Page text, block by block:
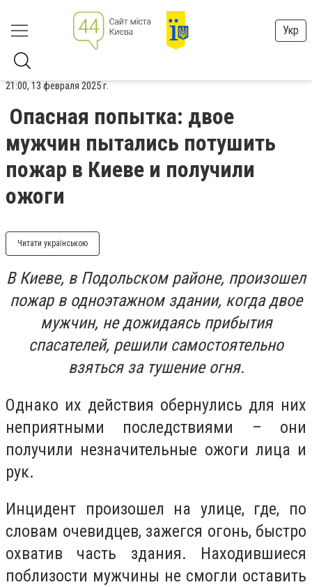
Укр
21:00, 13 февраля 2025 г.
Опасная попытка: двое
мужчин пытались потушить
пожар в Киеве и получили
ожоги
Читати українською
В Киеве, в Подольском районе, произошел
пожар в одноэтажном здании, когда двое
мужчин, не дожидаясь прибытия
спасателей, решили самостоятельно
взяться за тушение огня.
Однако их действия обернулись для них
неприятными последствиями – они
получили незначительные ожоги лица и
рук.
Инцидент произошел на улице, где, по
словам очевидцев, зажегся огонь, быстро
охватив часть здания. Находившиеся
поблизости мужчины не смогли оставить